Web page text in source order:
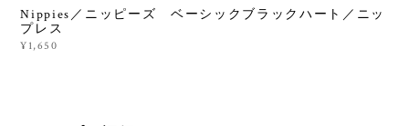
Nippies／ニッピーズ ベーシックブラックハート／ニッ
プレス
¥1,650